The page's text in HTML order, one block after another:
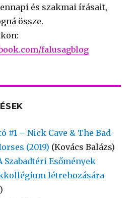
és szakmai írásait,
össze.
falusagblog
#1 – Nick Cave & The Bad
(2019) (Kovács Balázs)
Szabadtéri Esőmények
létrehozására